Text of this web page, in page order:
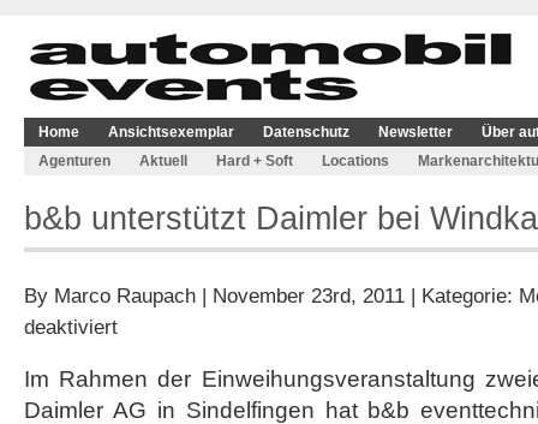
Home Ansichtsexemplar Datenschutz Newsletter
Über
Agenturen
Aktuell Hard + Soft Locations
b&b unterstützt Daimler bei
By Marco Raupach | November 23rd, 2011 | Kategorie:
deaktiviertfür
Daimler
bei
Im Rahmen der Einweihungsveranstaltung
Daimler AG in Sindelfingen hat b&b